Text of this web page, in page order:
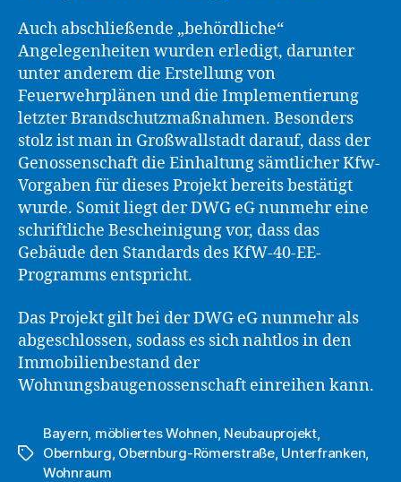
Auch abschließende „behördliche“
Angelegenheiten wurden erledigt, darunter
unter anderem die Erstellung von
Feuerwehrplänen und die Implementierung
letzter Brandschutzmaßnahmen. Besonders
stolz ist man in Großwallstadt darauf, dass der
Genossenschaft die Einhaltung sämtlicher Kfw-
Vorgaben für dieses Projekt bereits bestätigt
wurde. Somit liegt der DWG eG nunmehr eine
schriftliche Bescheinigung vor, dass das
Gebäude den Standards des KfW-40-EE-
Programms entspricht.
Das Projekt gilt bei der DWG eG nunmehr als
abgeschlossen, sodass es sich nahtlos in den
Immobilienbestand der
Wohnungsbaugenossenschaft einreihen kann.
Schlagwörter
Bayern möbliertes Wohnen Neubauprojekt,
Obernburg Obernburg-Römerstraße, Unterfranken
Wohnraum